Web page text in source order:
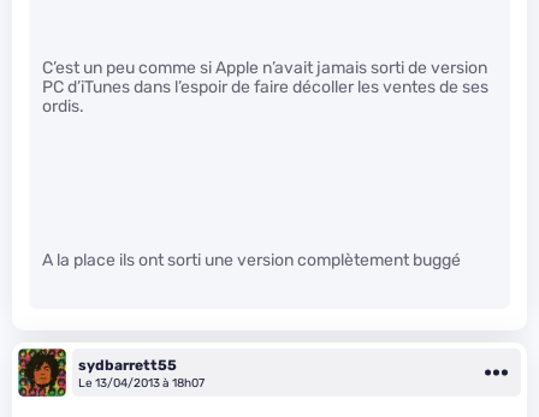
C’est un peu comme si Apple n’avait jamais sorti de version
PC d’iTunes dans l’espoir de faire décoller les ventes de ses
ordis.
A la place ils ont sorti une version complètement buggé
sydbarrett55
Le 13/04/2013 à 18h07